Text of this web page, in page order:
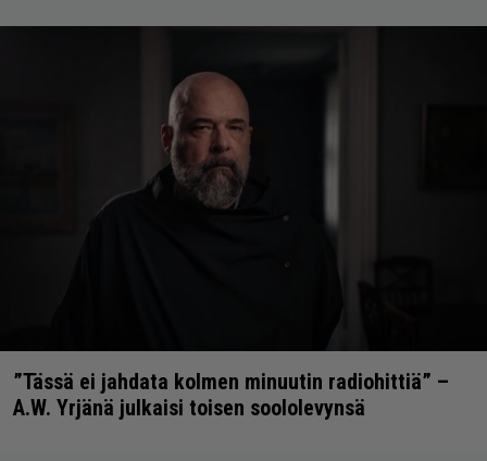
”Tässä ei jahdata kolmen minuutin radiohittiä” –
A.W. Yrjänä julkaisi toisen soololevynsä